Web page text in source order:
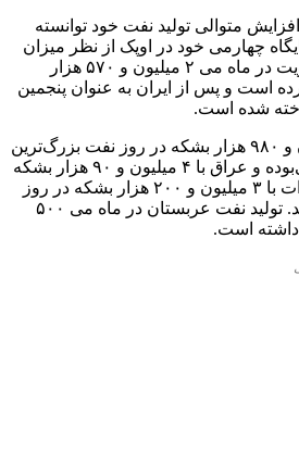
متوالی تولید نفت خود توانسته
چهارمی خود در اوپک از نظر میزان
تولید نفت را تثبیت کند. کویت در ماه می ۲ میلیون و ۵۷۰ هزار
است و پس از ایران به عنوان پنجمین
شده است.
عربستان با تولید ۹ میلیون و ۹۸۰ هزار بشکه در روز نفت بزرگ‌ترین
تولیدکننده اوپک در ماه می‌بوده و عراق با ۴ میلیون و ۹۰ هزار بشکه
در روز در رتبه دوم و امارات با ۳ میلیون و ۲۰۰ هزار بشکه در روز
در رتبه سوم قرار گرفته‌اند. تولید نفت عربستان در ماه می ۵۰۰
است.